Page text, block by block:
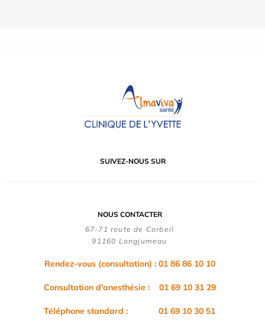
SUIVEZ-NOUS SUR
NOUS CONTACTER
67-71 route de Corbeil
91160 Longjumeau
Rendez-vous (consultation) : 01 86 86 10 10
Consultation d'anesthésie : 01 69 10 31 29
Téléphone standard : 01 69 10 30 51